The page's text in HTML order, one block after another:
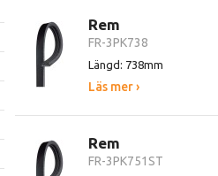
Rem
FR-3PK738
Längd: 738mm
Läs mer ›
Rem
FR-3PK751ST